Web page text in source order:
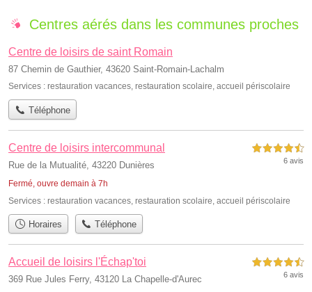
Centres aérés dans les communes proches
Centre de loisirs de saint Romain
87 Chemin de Gauthier, 43620 Saint-Romain-Lachalm
Services : restauration vacances, restauration scolaire, accueil périscolaire
Téléphone
Centre de loisirs intercommunal
Rue de la Mutualité, 43220 Dunières
Fermé, ouvre demain à 7h
4,5 étoiles sur 5
6 avis
Services : restauration vacances restauration scolaire accueil périscolaire
Horaires Téléphone
Accueil de loisirs l'Échap'toi
369 Rue Jules Ferry, 43120 La Chapelle-d'Aurec
4,5 étoiles sur 5
6 avis